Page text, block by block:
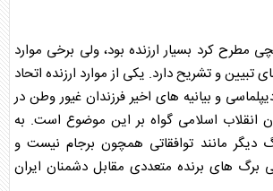
مطرح کرد بسیار ارزنده بود، ولی برخی موارد
تبیین و تشریح دارد. یکی از موارد ارزنده اتحاد
و بیانیه های اخیر فرزندان غیور وطن در
انقلاب اسلامی گواه بر این موضوع است. به
دیگر مانند توافقاتی همچون برجام نیست و
برگ های برنده متعددی مقابل دشمنان ایران